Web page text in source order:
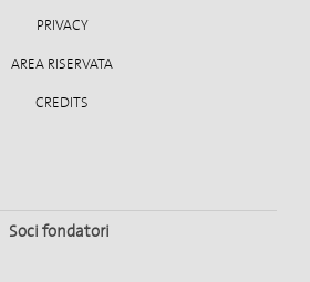
PRIVACY
AREA RISERVATA
CREDITS
Soci fondatori